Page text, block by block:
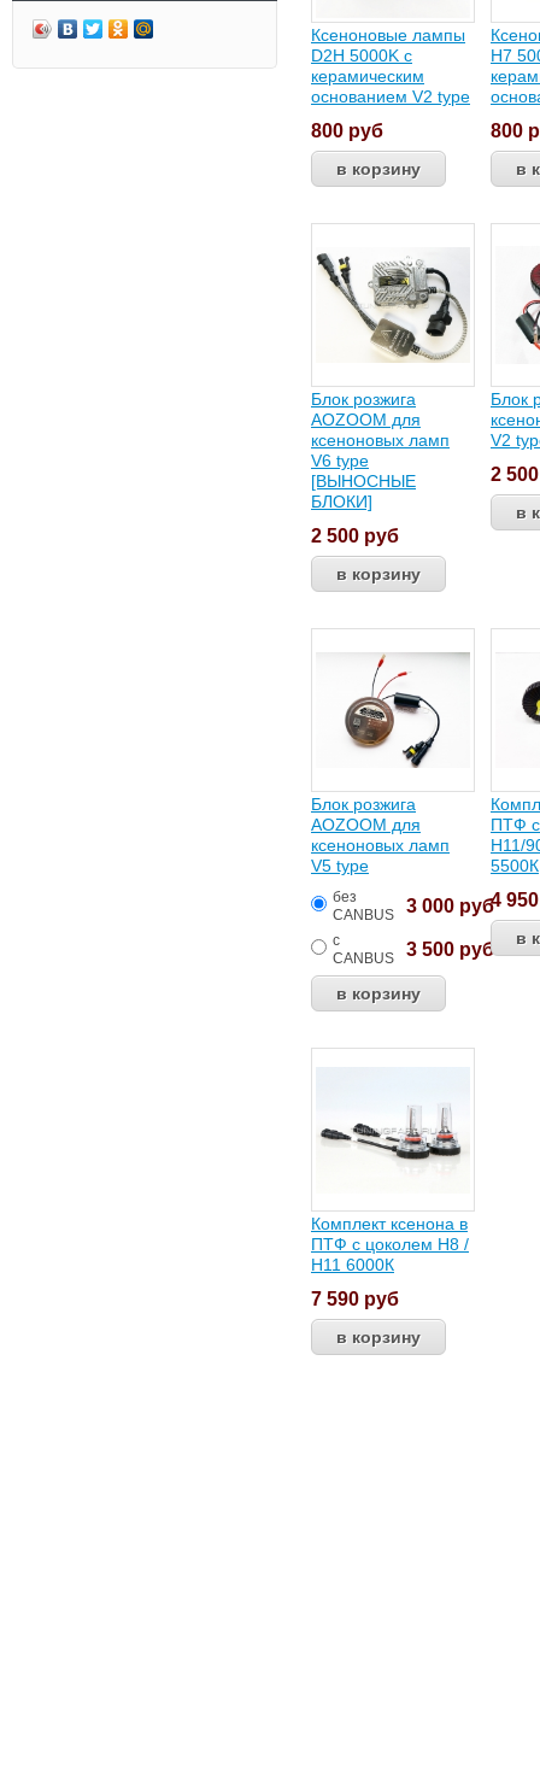
Ксеноновые лампы
D2H 5000K с
керамическим
основанием V2 type
800 руб
H7
800
Блок розжига
AOZOOM для
ксеноновых ламп
V6 type
[ВЫНОСНЫЕ
БЛОКИ]
2 500 руб
Блок
V2
2
Блок розжига
AOZOOM для
ксеноновых ламп
V5 type
без
CANBUS
3 000 руб
с
CANBUS
3 500 руб
ПТФ
Н11/
5500К
4
Комплект ксенона в
ПТФ с цоколем Н8 /
Н11 6000К
7 590 руб